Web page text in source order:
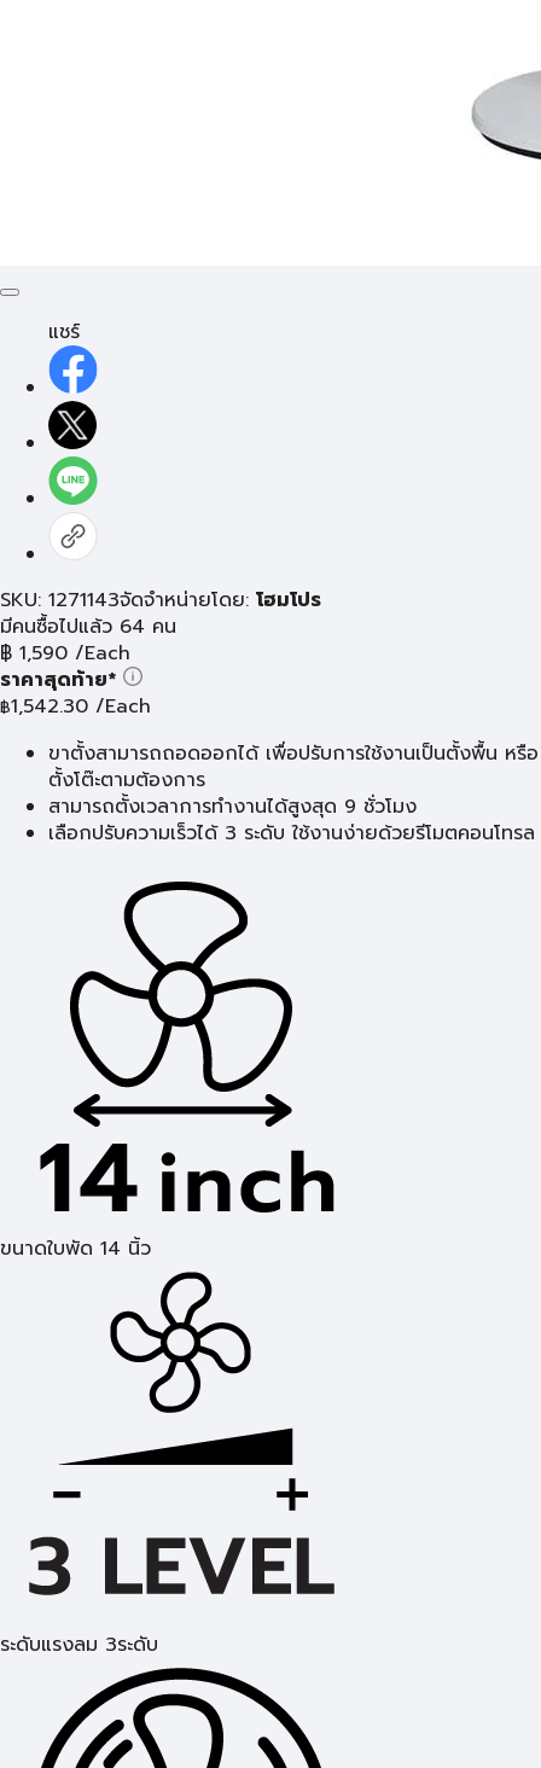
แชร์
SKU: 1271143จัดจำหน่ายโดย: โฮมโปร
มีคนซื้อไปแล้ว 64 คน
฿ 1,590 /Each
ราคาสุดท้าย*
฿1,542.30 /Each
ขาตั้งสามารถถอดออกได้ เพื่อปรับการใช้งานเป็นตั้งพื้น หรือ
ตั้งโต๊ะตามต้องการ
สามารถตั้งเวลาการทำงานได้สูงสุด 9 ชั่วโมง
เลือกปรับความเร็วได้ 3 ระดับ ใช้งานง่ายด้วยรีโมตคอนโทรล
ขนาดใบพัด 14 นิ้ว
ระดับแรงลม 3ระดับ